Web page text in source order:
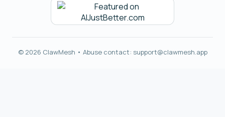
© 2026 ClawMesh • Abuse contact: support@clawmesh.app